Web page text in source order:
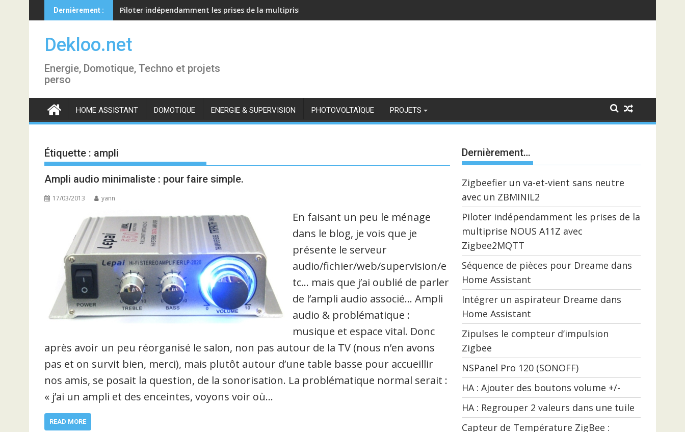
to
content
Dernièrement : Piloter indépendamment les prises de la multiprise NOUS A11Z avec Zigbee2MQTT
Dekloo.net
Energie, Domotique, Techno et projets
perso
HOME ASSISTANT DOMOTIQUE ENERGIE & SUPERVISION PHOTOVOLTAÏQUE PROJETS
Étiquette : ampli
Ampli audio minimaliste : pour faire simple.
17/03/2013 yann
En faisant un peu le ménage
dans le blog, je vois que je
présente le serveur
audio/fichier/web/supervision/e
tc… mais que j’ai oublié de parler
de l’ampli audio associé… Ampli
audio & problématique :
musique et espace vital. Donc
après avoir un peu réorganisé le salon, non pas autour de la TV (nous n’en avons
pas et on survit bien, merci), mais plutôt autour d’une table basse pour accueillir
nos amis, se posait la question, de la sonorisation. La problématique normal serait :
« j’ai un ampli et des enceintes, voyons voir où…
READ MORE
Dernièrement…
Zigbeefier un va-et-vient sans neutre
avec un ZBMINIL2
Piloter indépendamment les prises de la
multiprise NOUS A11Z avec
Zigbee2MQTT
Séquence de pièces pour Dreame dans
Home Assistant
Intégrer un aspirateur Dreame dans
Home Assistant
Zipulses le compteur d’impulsion
Zigbee
NSPanel Pro 120 (SONOFF)
HA : Ajouter des boutons volume +/-
HA : Regrouper 2 valeurs dans une tuile
Capteur de Température ZigBee :